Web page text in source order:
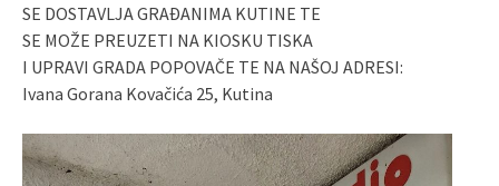
SE DOSTAVLJA GRAĐANIMA KUTINE TE
SE MOŽE PREUZETI NA KIOSKU TISKA
I UPRAVI GRADA POPOVAČE TE NA NAŠOJ ADRESI:
Ivana Gorana Kovačića 25, Kutina